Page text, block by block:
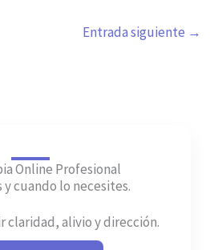
Entrada siguiente →
Online Profesional
y cuando lo necesites.
claridad, alivio y dirección.